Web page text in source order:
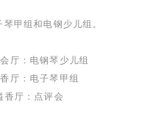
甲组和电钢少儿组。
厅：电钢琴少儿组
厅：电子琴甲组
香厅：点评会